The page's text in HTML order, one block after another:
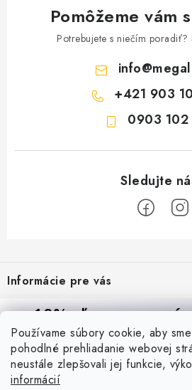
Používame súbory cookie, aby
pohodlné prehliadanie webovej
neustále zlepšovali jej funkcie,
informácií
Pomôžeme vám
Potrebujete s niečím poradiť?
info@
+421 903
0903 102
p
ä
Informácie pre vás
Reklamácie a formulár na odstúpenie od
Obchodné podmienky
Podmienky ochrany osobných údajov
Prijímame online platby
Blog
PIR vs. mikrovlnný senzor: ktorý je lepší
10% zľavana prvú
Prihláste sa azískajtezľavu aj
budete svietiť lepšie a